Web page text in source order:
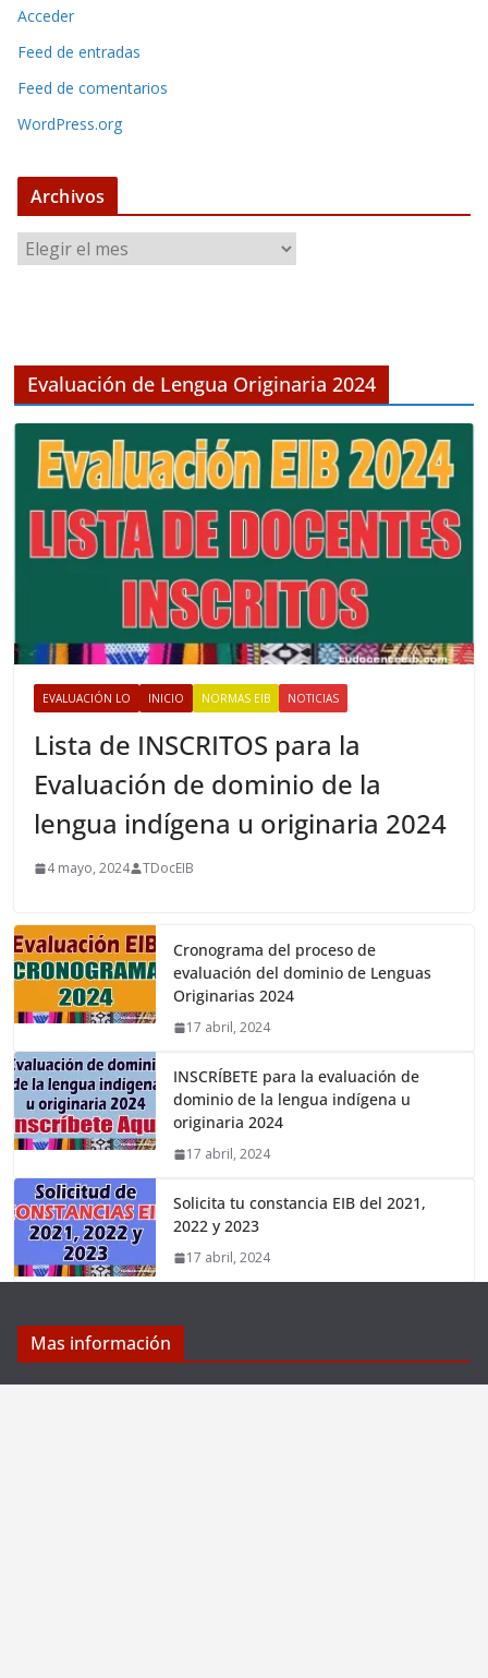
Acceder
Feed de entradas
Feed de comentarios
WordPress.org
Archivos
r
o
Evaluación de Lengua Originaria 2024
EVALUACIÓN LO INICIO NORMAS EIB NOTICIAS
Lista de INSCRITOS para la
Evaluación de dominio de la
lengua indígena u originaria 2024
4 mayo, 2024 TDocEIB
Cronograma del proceso de
evaluación del dominio de Lenguas
Originarias 2024
17 abril, 2024
INSCRÍBETE para la evaluación de
dominio de la lengua indígena u
originaria 2024
17 abril, 2024
Solicita tu constancia EIB del 2021,
2022 y 2023
17 abril, 2024
Mas información